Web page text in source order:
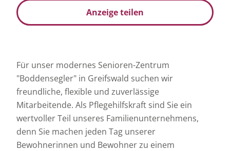
Anzeige teilen
Für unser modernes Senioren-Zentrum
"Boddensegler" in Greifswald suchen wir
freundliche, flexible und zuverlässige
Mitarbeitende. Als Pflegehilfskraft sind Sie ein
wertvoller Teil unseres Familienunternehmens,
denn Sie machen jeden Tag unserer
Bewohnerinnen und Bewohner zu einem